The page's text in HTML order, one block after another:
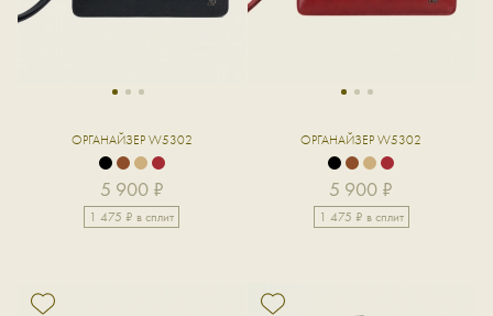
1 2 3
ОРГАНАЙЗЕР W5302
5 900 ₽
1 475 ₽ в сплит
1 2 3
ОРГАНАЙЗЕР W5302
5 900 ₽
1 475 ₽ в сплит